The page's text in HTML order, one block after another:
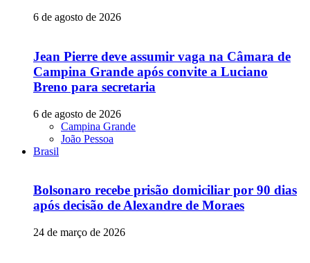
6 de agosto de 2026
Jean Pierre deve assumir vaga na Câmara de
Campina Grande após convite a Luciano
Breno para secretaria
6 de agosto de 2026
Campina Grande
João Pessoa
Brasil
Bolsonaro recebe prisão domiciliar por 90 dias
após decisão de Alexandre de Moraes
24 de março de 2026